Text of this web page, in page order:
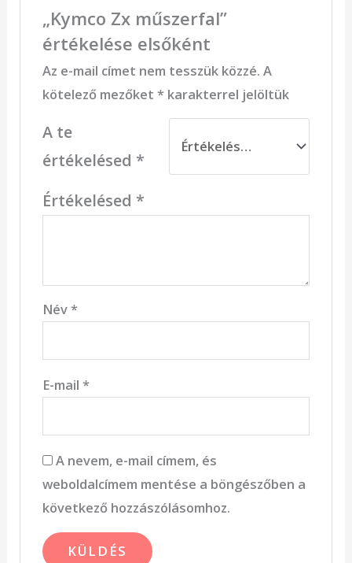
„Kymco Zx műszerfal”
értékelése elsőként
Az e-mail címet nem tesszük közzé. A
kötelező mezőket *karakterrel jelöltük
A te
értékelésed *
Értékelésed *
Név*
E-mail *
A nevem, e-mail címem, és
weboldalcímem mentése a böngészőben a
következő hozzászólásomhoz.